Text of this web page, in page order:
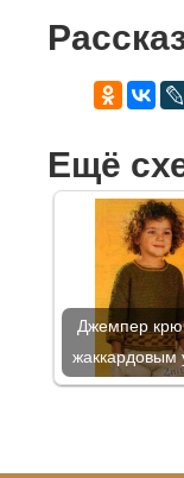
Ещё
Джемпер
жаккардовым